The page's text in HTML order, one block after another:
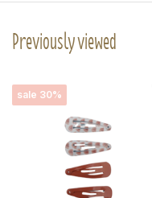
Previously viewed
sale 30%